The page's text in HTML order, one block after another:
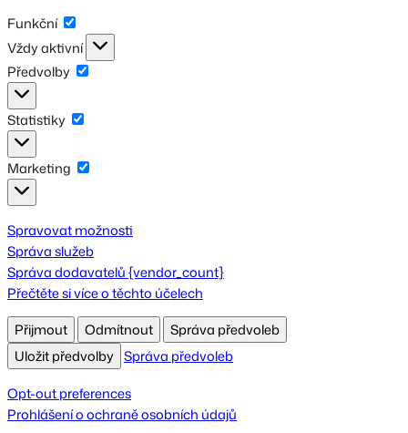
Funkční
Funkční
Vždy aktivní
Předvolby
Předvolby
Statistiky
Statistiky
Marketing
Marketing
Spravovat možnosti
Správa služeb
Správa dodavatelů {vendor_count}
Přečtěte si více o těchto účelech
Přijmout
Odmítnout
Správa předvoleb
Uložit předvolby Správa předvoleb
Opt-out preferences
Prohlášení o ochraně osobních údajů